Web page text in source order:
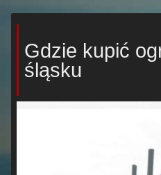
Gdzie kupić
śląsku